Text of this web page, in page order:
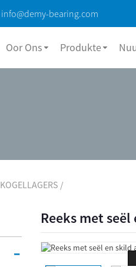
info@demy-bearing.com
Oor Ons Produkte
KOGELLAGERS
Reeks met